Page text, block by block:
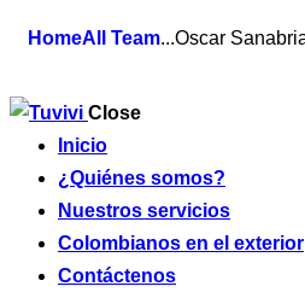
HomeAll Team...Oscar
Close
Inicio
¿Quiénes somos?
Nuestros servicios
Colombianos en el exterior
Contáctenos